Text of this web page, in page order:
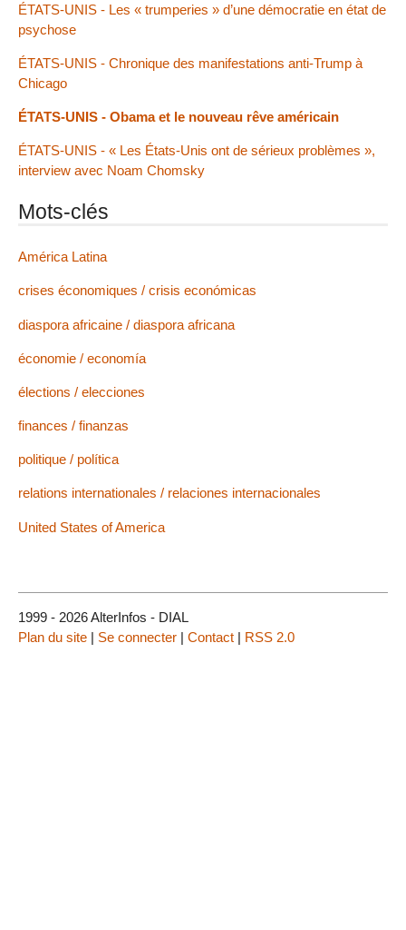
ÉTATS-UNIS - Les « trumperies » d’une démocratie en état de
psychose
ÉTATS-UNIS - Chronique des manifestations anti-Trump à
Chicago
ÉTATS-UNIS - Obama et le nouveau rêve américain
ÉTATS-UNIS - « Les États-Unis ont de sérieux problèmes »,
interview avec Noam Chomsky
Mots-clés
América Latina
crises économiques / crisis económicas
diaspora africaine / diaspora africana
économie / economía
élections / elecciones
finances / finanzas
politique / política
relations internationales / relaciones internacionales
United States of America
1999 - 2026 AlterInfos - DIAL
Plan du site | Se connecter | Contact | RSS 2.0